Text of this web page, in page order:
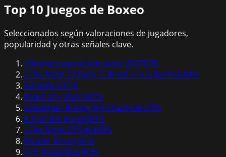
Top 10 Juegos de Boxeo
Seleccionados según valoraciones de jugadores,
popularidad y otras señales clave.
1Boxing Legend Simulator 207787%
2The Night Of Fight 2: Brawl in a CyberPub84%
3Brawls.io81%
4Mad City Matrix81%
5Stickman Boxing KO Champion73%
6Ultimate Boxing69%
7The Night Of Fight69%
8Super Boxing64%
9PC Breakdown62%